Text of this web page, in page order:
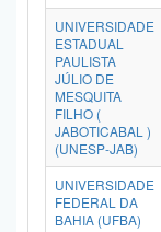
UNIVERSIDADE
ESTADUAL
PAULISTA
JÚLIO DE
MESQUITA
FILHO (
JABOTICABAL )
(UNESP-JAB)
UNIVERSIDADE
FEDERAL DA
BAHIA (UFBA)